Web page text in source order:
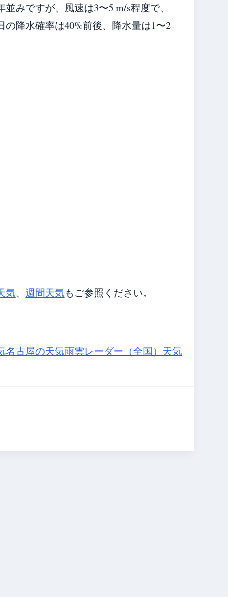
みですが、風速は3〜5 m/s程度で、
降水確率は40%前後、降水量は1〜2
気、 週間天気もご参照ください。
名古屋の天気雨雲レーダー（全国） 天気